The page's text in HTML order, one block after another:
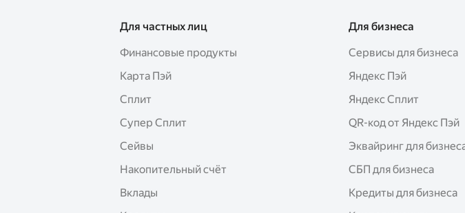
Для частных лиц
Финансовые продукты
Карта Пэй
Сплит
Супер Сплит
Сейвы
Накопительный счёт
Вклады
Для бизнеса
Сервисы для бизнеса
Яндекс Пэй
Яндекс Сплит
QR-код от Яндекс Пэй
Эквайринг для
СБП для бизнеса
Кредиты для бизнеса